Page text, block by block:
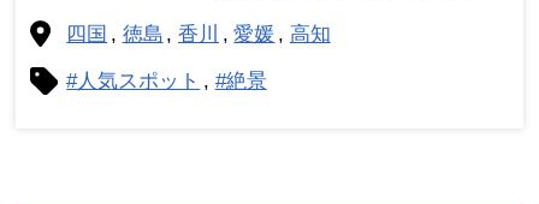
四国 徳島 香川 愛媛 高知
#人気スポット #絶景